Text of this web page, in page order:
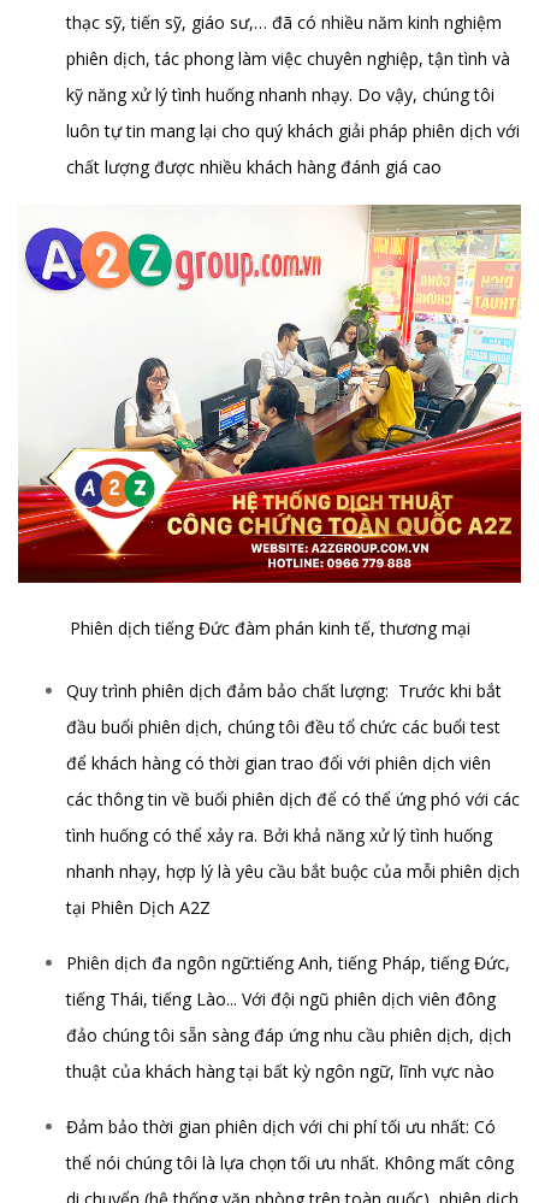
thạc sỹ, tiến sỹ, giáo sư,… đã có nhiều năm kinh nghiệm
phiên dịch, tác phong làm việc chuyên nghiệp, tận tình và
kỹ năng xử lý tình huống nhanh nhạy. Do vậy, chúng tôi
luôn tự tin mang lại cho quý khách giải pháp phiên dịch với
chất lượng được nhiều khách hàng đánh giá cao
Phiên dịch tiếng Đức đàm phán kinh tế, thương mại
Quy trình phiên dịch đảm bảo chất lượng: Trước khi bắt
đầu buổi phiên dịch, chúng tôi đều tổ chức các buổi test
để khách hàng có thời gian trao đổi với phiên dịch viên
các thông tin về buổi phiên dịch để có thể ứng phó với các
tình huống có thể xảy ra. Bởi khả năng xử lý tình huống
nhanh nhạy, hợp lý là yêu cầu bắt buộc của mỗi phiên dịch
tại Phiên Dịch A2Z
Phiên dịch đa ngôn ngữ:tiếng Anh, tiếng Pháp, tiếng Đức,
tiếng Thái, tiếng Lào... Với đội ngũ phiên dịch viên đông
đảo chúng tôi sẵn sàng đáp ứng nhu cầu phiên dịch, dịch
thuật của khách hàng tại bất kỳ ngôn ngữ, lĩnh vực nào
Đảm bảo thời gian phiên dịch với chi phí tối ưu nhất: Có
thể nói chúng tôi là lựa chọn tối ưu nhất. Không mất công
di chuyển (hệ thống văn phòng trên toàn quốc), phiên dịch